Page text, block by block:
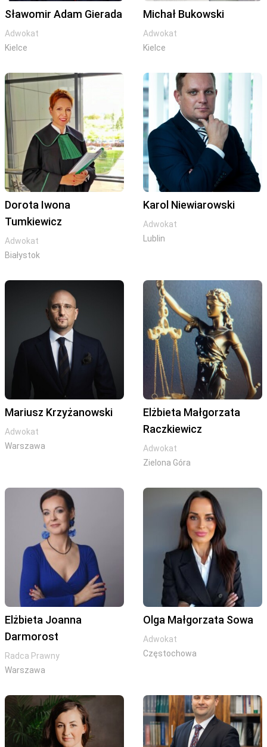
Sławomir Adam Gierada
Adwokat
Kielce
Michał Bukowski
Adwokat
Kielce
Dorota Iwona
Tumkiewicz
Adwokat
Białystok
Karol Niewiarowski
Adwokat
Lublin
Mariusz Krzyżanowski
Adwokat
Warszawa
Elżbieta Małgorzata
Raczkiewicz
Adwokat
Zielona Góra
Elżbieta Joanna
Darmorost
Radca Prawny
Warszawa
Olga Małgorzata Sowa
Adwokat
Częstochowa